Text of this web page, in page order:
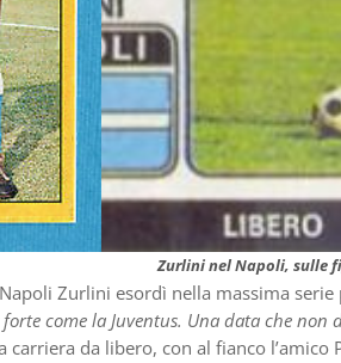
Zurlini nel Napoli, sulle
Zurlini esordì nella massima
come la Juventus. Una data che
da libero, con al fianco l’amico